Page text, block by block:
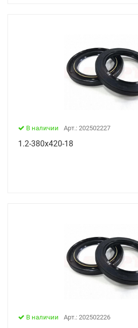
В наличии Арт.: 202502227
1.2-380х420-18
В наличии Арт.: 202502226